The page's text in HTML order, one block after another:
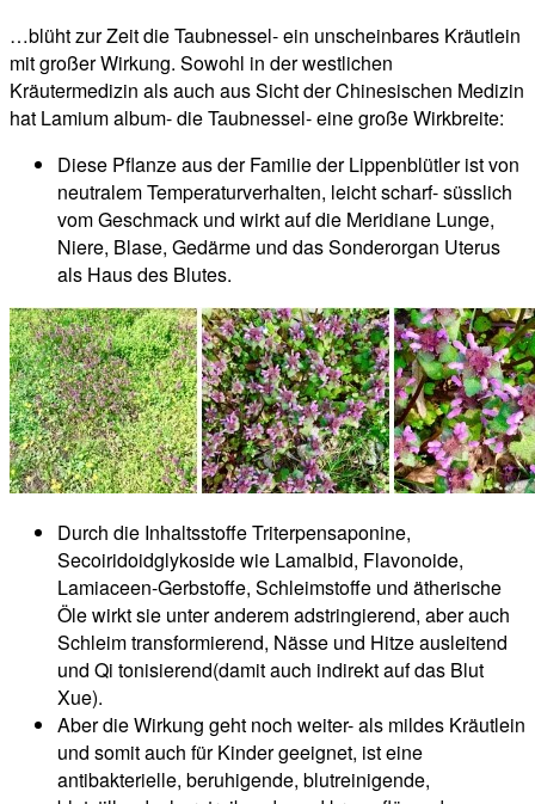
…blüht zur Zeit die Taubnessel- ein unscheinbares Kräutlein
mit großer Wirkung. Sowohl in der westlichen
Kräutermedizin als auch aus Sicht der Chinesischen Medizin
hat Lamium album- die Taubnessel- eine große Wirkbreite:
Diese Pflanze aus der Familie der Lippenblütler ist von
neutralem Temperaturverhalten, leicht scharf- süsslich
vom Geschmack und wirkt auf die Meridiane Lunge,
Niere, Blase, Gedärme und das Sonderorgan Uterus
als Haus des Blutes.
Durch die Inhaltsstoffe Triterpensaponine,
Secoiridoidglykoside wie Lamalbid, Flavonoide,
Lamiaceen-Gerbstoffe, Schleimstoffe und ätherische
Öle wirkt sie unter anderem adstringierend, aber auch
Schleim transformierend, Nässe und Hitze ausleitend
und Qi tonisierend(damit auch indirekt auf das Blut
Xue).
Aber die Wirkung geht noch weiter- als mildes Kräutlein
und somit auch für Kinder geeignet, ist eine
antibakterielle, beruhigende, blutreinigende,